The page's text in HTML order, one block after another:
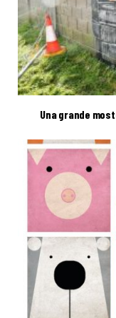
Una grande